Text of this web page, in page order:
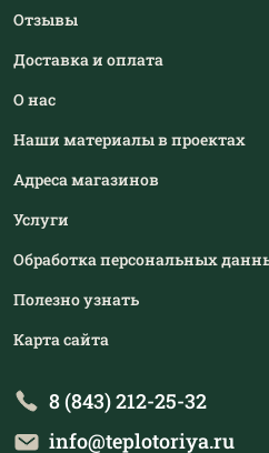
Отзывы
Доставка и оплата
О нас
Наши материалы в проектах
Адреса магазинов
Услуги
Обработка персональных
Полезно узнать
Карта сайта
8 (843) 212-25-32
info@teplotoriya.ru